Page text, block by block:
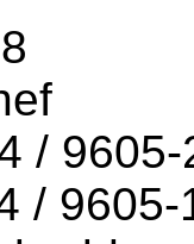
/ 9605-
/ 9605-